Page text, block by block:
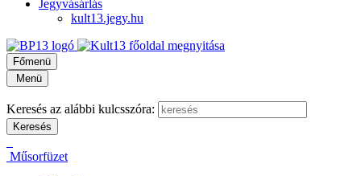
Jegyvásárlás
kult13.jegy.hu
Főmenü
Menü
Keresés az alábbi kulcsszóra:
Műsorfüzet